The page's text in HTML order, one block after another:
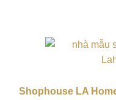
Shophouse LA